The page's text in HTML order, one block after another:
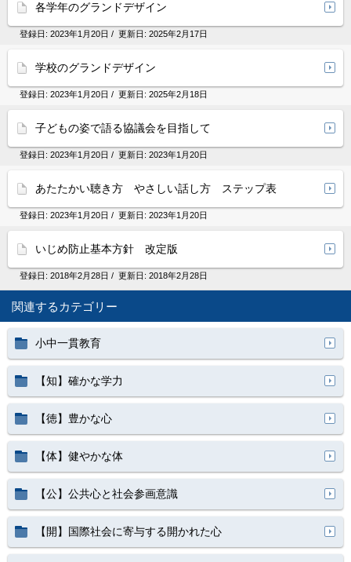
各学年のグランドデザイン
登録日: 2023年1月20日 / 更新日: 2025年2月17日
学校のグランドデザイン
登録日: 2023年1月20日 / 更新日: 2025年2月18日
子どもの姿で語る協議会を目指して
登録日: 2023年1月20日 / 更新日: 2023年1月20日
あたたかい聴き方 やさしい話し方 ステップ表
登録日: 2023年1月20日 / 更新日: 2023年1月20日
いじめ防止基本方針 改定版
登録日: 2018年2月28日 / 更新日: 2018年2月28日
関連するカテゴリー
小中一貫教育
【知】確かな学力
【徳】豊かな心
【体】健やかな体
【公】公共心と社会参画意識
【開】国際社会に寄与する開かれた心